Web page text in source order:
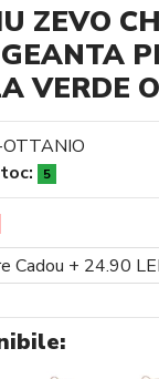
ZEVO
VERDE
5
Cadou + 24.90 LEI